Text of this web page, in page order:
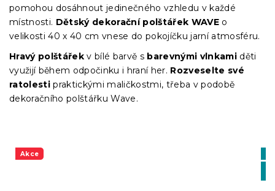
pomohou dosáhnout jedinečného vzhledu v každé
místnosti. Dětský dekorační polštářek WAVE o
velikosti 40 x 40 cm vnese do pokojíčku jarní atmosféru.
Hravý polštářekv bílé barvě s barevnými vlnkami děti
využijí během odpočinku i hraní her. Rozveselte své
ratolesti praktickými maličkostmi, třeba v podobě
dekoračního polštářku Wave.
Akce